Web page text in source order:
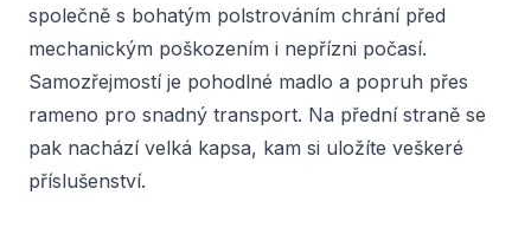
společně s bohatým polstrováním chrání před
mechanickým poškozením i nepřízni počasí.
Samozřejmostí je pohodlné madlo a popruh přes
rameno pro snadný transport. Na přední straně se
pak nachází velká kapsa, kam si uložíte veškeré
příslušenství.